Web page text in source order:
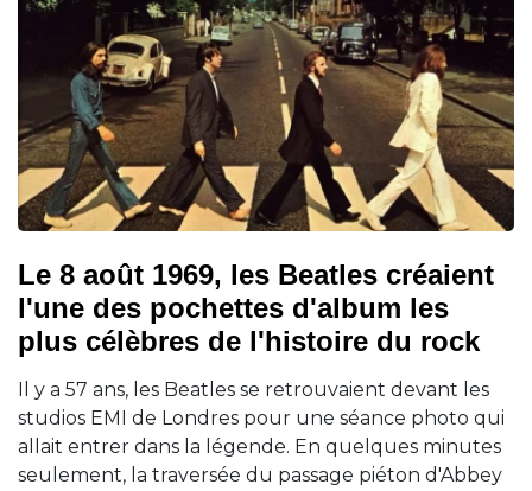
Le 8 août 1969, les Beatles créaient
l'une des pochettes d'album les
plus célèbres de l'histoire du rock
Il y a 57 ans, les Beatles se retrouvaient devant les
studios EMI de Londres pour une séance photo qui
allait entrer dans la légende. En quelques minutes
seulement, la traversée du passage piéton d'Abbey